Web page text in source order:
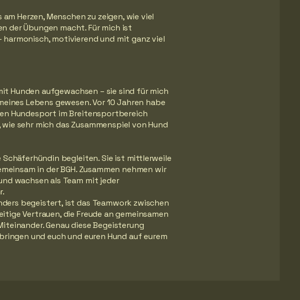
Herzen, Menschen zu zeigen, wie viel
der Übungen macht. Für mich ist
motivierend und mit ganz viel
Hunden aufgewachsen – sie sind für mich
Lebens gewesen. Vor 10 Jahren habe
Hundesport im Breitensportbereich
sehr mich das Zusammenspiel von Hund
begleiten. Sie ist mittlerweile
in der BGH. Zusammen nehmen wir
wachsen als Team mit jeder
begeistert, ist das Teamwork zwischen
Vertrauen, die Freude an gemeinsamen
Genau diese Begeisterung
und euch und euren Hund auf eurem